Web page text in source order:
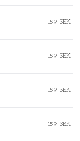
159 SEK
159 SEK
159 SEK
159 SEK